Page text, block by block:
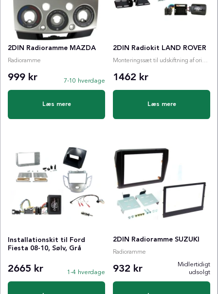
2DIN Radioramme MAZDA
Radioramme
999 kr 7-10 hverdage
Læs mere
2DIN Radiokit LAND ROVER
Monteringssæt til udskiftning af originalradio
1462 kr
Læs mere
Installationskit til Ford
Fiesta 08-10, Sølv, Grå
2665 kr 1-4 hverdage
2DIN Radioramme SUZUKI
Radioramme
932 kr
Midlertidigt
udsolgt